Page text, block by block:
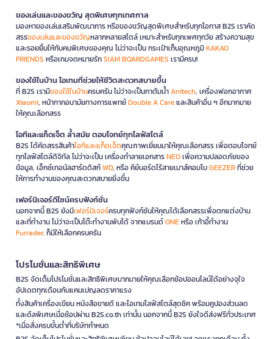
ของเล่นและของขวัญ สุดพิเศษทุกเทศกาล
มองหาของเล่นเสริมพัฒนาการ หรือของขวัญสุดพิเศษสำหรับทุกโอกาส B2S เราคัด
สรรของเล่นและของขวัญหลากหลายสไตล์ เหมาะสำหรับทุกเพศทุกวัย สร้างความสุข
และรอยยิ้มให้กับคนพิเศษของคุณ ไม่ว่าจะเป็น กระเป๋าเก็บอุณหภูมิKAKAO
FRIENDS หรือเกมจดหมายรักSIAM BOARDGAMES เรามีครบ!
ของใช้ในบ้าน ไอเทมที่ช่วยให้ชีวิตสะดวกสบายขึ้น
ที่ B2S เรามีของใช้ในบ้านครบครัน ไม่ว่าจะเป็นกาต้มน้ำAnitech, เครื่องฟอกอากาศ
Xiaomi, หน้ากากอนามัยทางการแพทย์Double A Careและสินค้าอื่น ๆ อีกมากมาย
ให้คุณเลือกสรร
ไอทีและแก็ดเจ็ต ล้ำสมัย ตอบโจทย์ทุกไลฟ์สไตล์
B2S ได้คัดสรรสินค้าไอทีและแก็ดเจ็ตคุณภาพเยี่ยมมาให้คุณเลือกสรร เพื่อตอบโจทย์
ทุกไลฟ์สไตล์ดิจิทัล ไม่ว่าจะเป็น เครื่องทำลายเอกสารNEOเพื่อความปลอดภัยของ
ข้อมูล, เอ็กซ์เทอนัลฮาร์ดดิสก์WD, หรือ คีย์บอร์ดไร้สายเมาส์คอมโบGEEZERที่ช่วย
ให้การทำงานของคุณสะดวกสบายยิ่งขึ้น
เฟอร์นิเจอร์ดีไซน์ครบฟังก์ชั่น
นอกจากนี้ B2S ยังมีเฟอร์นิเจอร์ครบทุกฟังก์ชันให้คุณได้เลือกสรรเพื่อตกแต่งบ้าน
และที่ทำงาน ไม่ว่าจะเป็นโต๊ะทำงานพับได้ จากแบรนด์ONEหรือ เก้าอี้ทำงาน
Furradecก็มีให้เลือกครบครัน
โปรโมชั่นและสิทธิพิเศษ
B2S จัดเต็มโปรโมชั่นและสิทธิพิเศษมากมายให้คุณเลือกช้อปออนไลน์ได้อย่างจุใจ
อัปเดตทุกเดือนกับแคมเปญลดราคาแรง
ทั้งสินค้าเครื่องเขียน หนังสือขายดี และไอเทมไลฟ์สไตล์สุดชิค พร้อมคูปองส่วนลด
และดีลพิเศษเมื่อช้อปผ่าน B2S.co.th เท่านั้น นอกจากนี้ B2S ยังใจดีส่งฟรีทั่วประเทศ
*เมื่อสั่งครบขั้นต่ำที่บริษัทกำหนด